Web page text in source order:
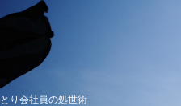
り会社員の処世術